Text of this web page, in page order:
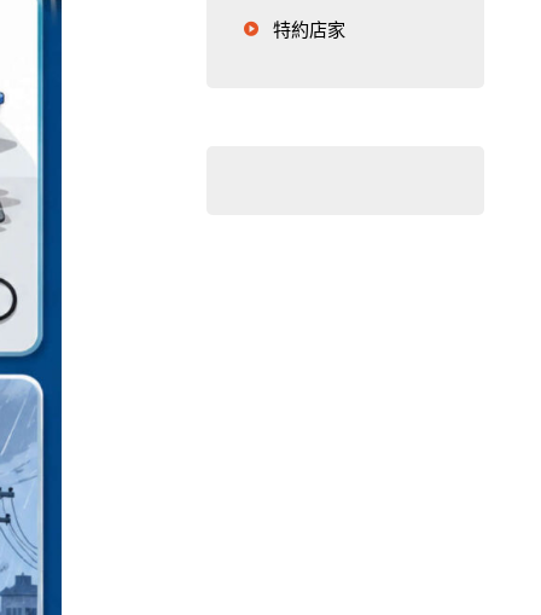
特約店家